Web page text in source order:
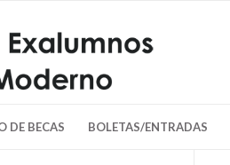
DE BECAS BOLETAS/ENTRADAS